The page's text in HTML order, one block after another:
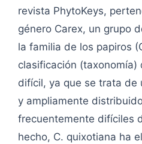
revista PhytoKeys,
género Carex, un grupo
la familia de los papiros
clasificación (taxonomía)
difícil, ya que se trata de
y ampliamente
frecuentemente difíciles
hecho, C. quixotiana ha